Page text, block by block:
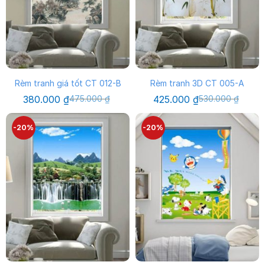
Rèm tranh giá tốt CT 012-B
475.000₫
Giá
gốc
là:
475.000 ₫.
380.000 ₫Giá
hiện
tại
là:
380.000 ₫.
Rèm tranh 3D CT 005-A
530.000₫
Giá
gốc
530.000 ₫.
425.000 ₫Giá
hiện
là:
425.000 ₫.
-20% -20%